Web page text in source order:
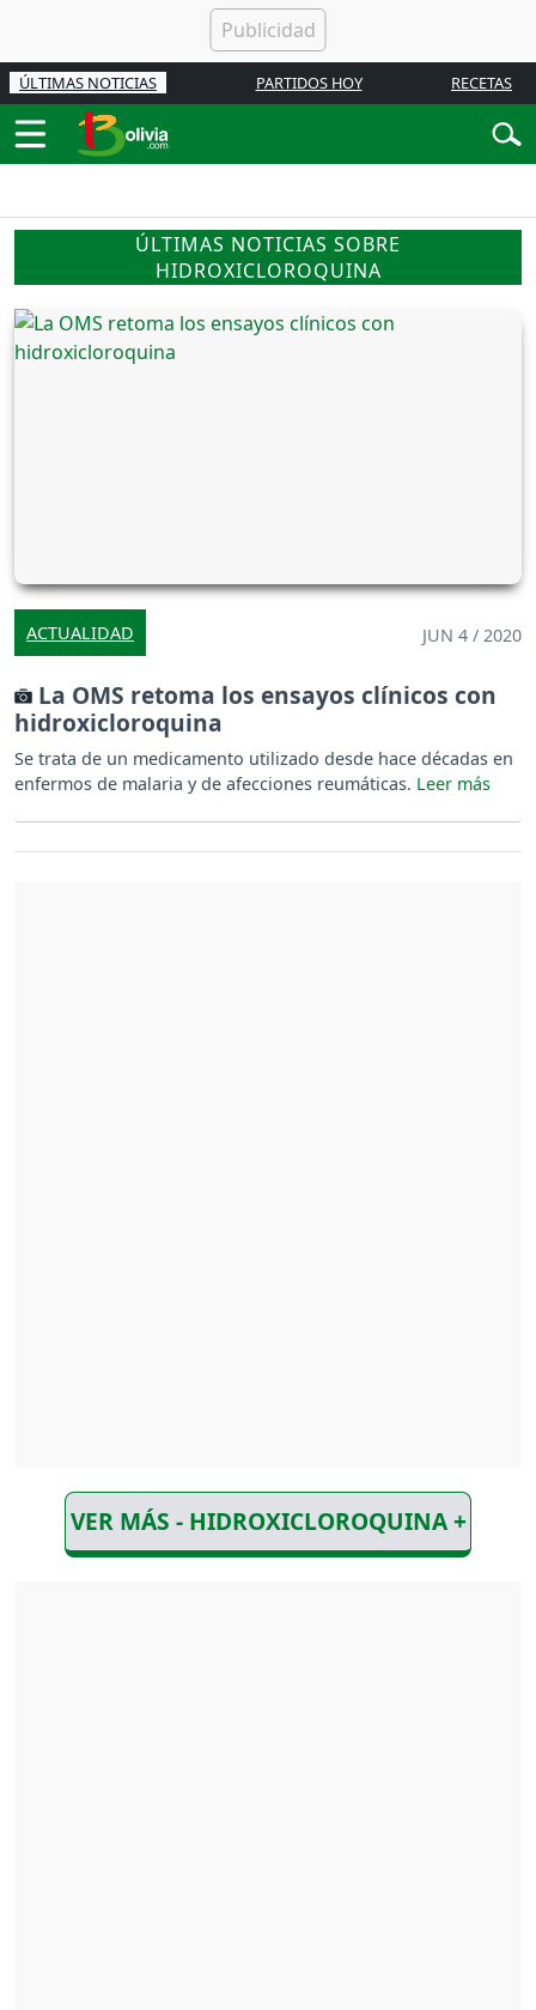
ÚLTIMAS NOTICIAS PARTIDOS HOY RECETAS
ÚLTIMAS NOTICIAS SOBRE
HIDROXICLOROQUINA
ACTUALIDAD JUN 4 / 2020
La OMS retoma los ensayos clínicos con
hidroxicloroquina
Se trata de un medicamento utilizado desde hace décadas en
enfermos de malaria y de afecciones reumáticas.
VER MÁS - HIDROXICLOROQUINA +